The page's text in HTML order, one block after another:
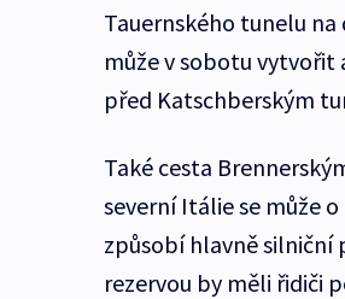
Tauernského tunelu na
může v sobotu vytvořit
před Katschberským
Také cesta
severní Itálie se může
způsobí hlavně silniční
rezervou by měli řidiči